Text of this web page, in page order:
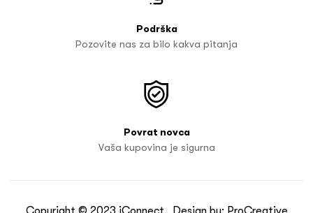
Podrška
Pozovite nas za bilo kakva pitanja
Povrat novca
Vaša kupovina je sigurna